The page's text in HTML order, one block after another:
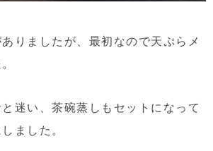
りましたが、最初なので天ぷらメ
迷い、茶碗蒸しもセットになって
ました。